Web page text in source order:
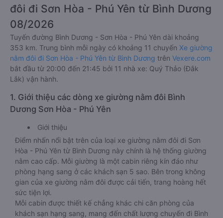
đôi đi Sơn Hòa - Phú Yên từ Bình Dương
08/2026
Tuyến đường Bình Dương - Sơn Hòa - Phú Yên dài khoảng
353 km. Trung bình mỗi ngày có khoảng 11 chuyến Xe giường
nằm đôi đi Sơn Hòa - Phú Yên từ Bình Dương trên Vexere.com
bắt đầu từ 20:00 đến 21:45 bởi 11 nhà xe: Quý Thảo (Đắk
Lắk) vận hành.
1. Giới thiệu các dòng xe giường nằm đôi Bình
Dương Sơn Hòa - Phú Yên
Giới thiệu
Điểm nhấn nổi bật trên của loại xe giường nằm đôi đi Sơn
Hòa - Phú Yên từ Bình Dương này chính là hệ thống giường
nằm cao cấp. Mỗi giường là một cabin riêng kín đáo như
phòng hạng sang ở các khách sạn 5 sao. Bên trong không
gian của xe giường nằm đôi được cải tiến, trang hoàng hết
sức tiện lợi.
Mỗi cabin được thiết kế chẳng khác chi căn phòng của
khách sạn hạng sang, mang đến chất lượng chuyến đi Bình